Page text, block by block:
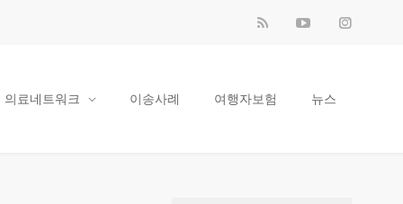
의료네트워크 이송사례 여행자보험 뉴스